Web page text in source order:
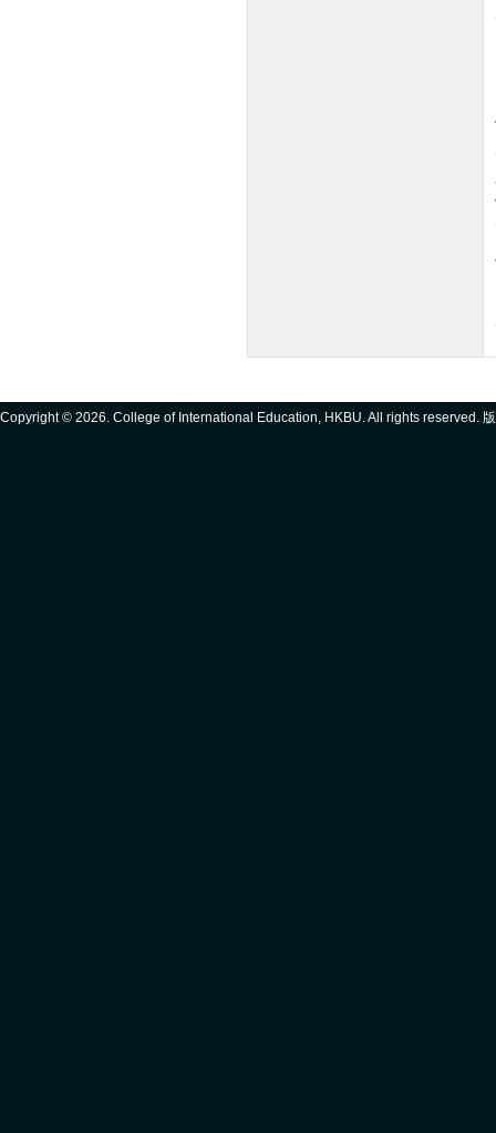
Copyright © 2026. College of International Education, HKBU. All rights reserved.